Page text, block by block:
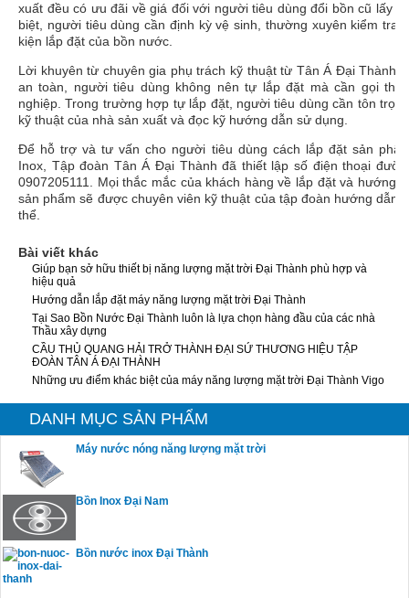
xuất đều có ưu đãi về giá đối với người tiêu dùng đổi bồn cũ lấy
biệt, người tiêu dùng cần định kỳ vệ sinh, thường xuyên kiểm tra
kiện lắp đặt của bồn nước.
Lời khuyên từ chuyên gia phụ trách kỹ thuật từ Tân Á Đại Thành
an toàn, người tiêu dùng không nên tự lắp đặt mà cần gọi thợ
nghiệp. Trong trường hợp tự lắp đặt, người tiêu dùng cần tôn
kỹ thuật của nhà sản xuất và đọc kỹ hướng dẫn sử dụng.
Để hỗ trợ và tư vấn cho người tiêu dùng cách lắp đặt sản
Inox, Tập đoàn Tân Á Đại Thành đã thiết lập số điện thoại
0907205111. Mọi thắc mắc của khách hàng về lắp đặt và hướng
sản phẩm sẽ được chuyên viên kỹ thuật của tập đoàn hướng dẫn
thể.
Bài viết khác
Giúp bạn sở hữu thiết bị năng lượng mặt trời Đại Thành phù hợp và
hiệu quả
Hướng dẫn lắp đặt máy năng lượng mặt trời Đại Thành
Tại Sao Bồn Nước Đại Thành luôn là lựa chọn hàng đầu của các nhà
Thầu xây dựng
CẦU THỦ QUANG HẢI TRỞ THÀNH ĐẠI SỨ THƯƠNG HIỆU TẬP
ĐOÀN TÂN Á ĐẠI THÀNH
Những ưu điểm khác biệt của máy năng lượng mặt trời Đại Thành Vigo
DANH MỤC SẢN PHẨM
Máy nước nóng năng lượng mặt trời
Bồn Inox Đại Nam
Bồn nước inox Đại Thành